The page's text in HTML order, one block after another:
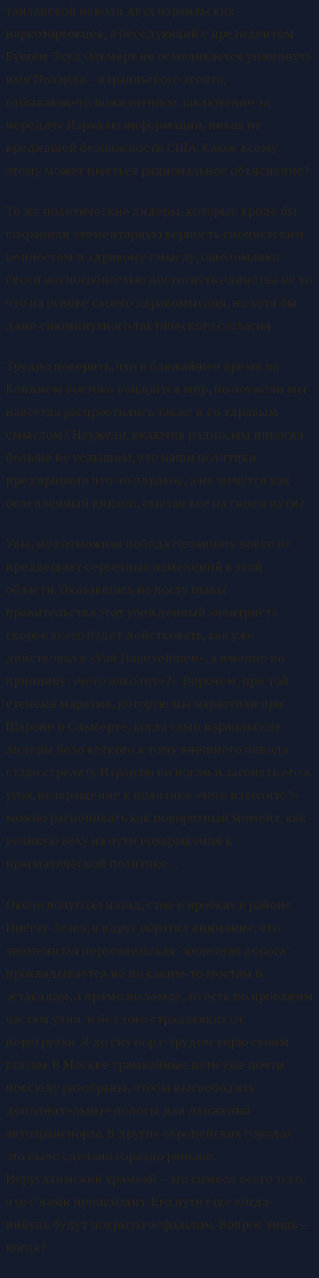
тайланской неволи двух израильских
наркоторговцев, а беседующий с президентом
Бушем Эхуд Ольмерт не осмеливается упомянуть
имя Поларда – израильского агента,
отбывающего пожизненное заключение за
передачу Израилю информации, никак не
вредившей безопасности США. Какое всему
этому может иметься рациональное объяснение?
Те же политические лидеры, которые вроде бы
сохранили элементарную верность сионистским
ценностям и здравому смыслу, ошеломляют
своей неспособностью достигнуть единства не то
что на основе своего здравомыслия, но хотя бы
даже сиюминутного тактического согласия.
Трудно поверить, что в ближайшее время на
Ближнем востоке воцарится мир, но неужели мы
навсегда распростились также и со здравым
смыслом? Неужели, включив радио, мы никогда
больше не услышим, что наши политики
предприняли что-то здравое, а не мечутся как
ослепленный циклоп, сметая все на своем пути?
предвещает серьезных изменений в этой
области. Оказавшись на посту главы
правительства этот убежденный «центрист»
скорее всего будет действовать, как уже
действовал в «Уай Плантейшен», а именно по
принципу: «чего изволите?». Впрочем, при той
степени маразма, которую мы нарастили при
Шароне и Ольмерте, когда сами израильские
лидеры безо всякого к тому внешнего повода
стали стрелять Израилю по ногам и загонять его в
угол, возвращение к политике «чего изволите?»
можно расценивать как поворотный момент, как
великую веху на пути возвращения к
прагматической политике…
Около полугода назад, стоя в пробках в районе
Писгат-Зеэва, я вдруг обратил внимание, что
знаменитая иерусалимская "железная дорога"
прокладывается не по каким-то мостам и
эстакадам, а прямо по земле, то есть по проезжим
частям улиц, и без того страдающих от
перегрузки. Я до сих пор с трудом верю своим
глазам. В Москве трамвайные пути уже почти
дополнительные полосы для движения
автотранспорта. В других европейских городах
это было сделано гораздо раньше.
Иерусалимский трамвай – это символ всего того,
нибудь будут покрыты асфальтом. Вопрос лишь –